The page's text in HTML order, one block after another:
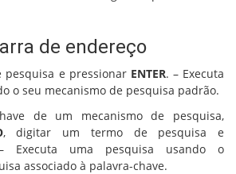
de endereço
e pressionar ENTER. – Executa
o seu mecanismo de pesquisa padrão.
de um mecanismo de pesquisa,
, digitar um termo de pesquisa e
Executa uma pesquisa usando o
associado à palavra-chave.